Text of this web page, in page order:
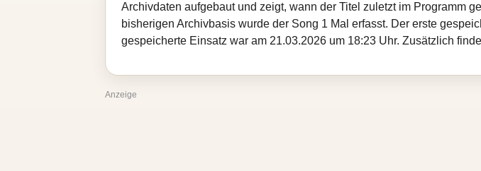
Archivdaten aufgebaut und zeigt, wann der Titel zuletzt im Programm
bisherigen Archivbasis wurde der Song 1 Mal erfasst. Der erste
gespeicherte Einsatz war am 21.03.2026 um 18:23 Uhr. Zusätzlich
Anzeige